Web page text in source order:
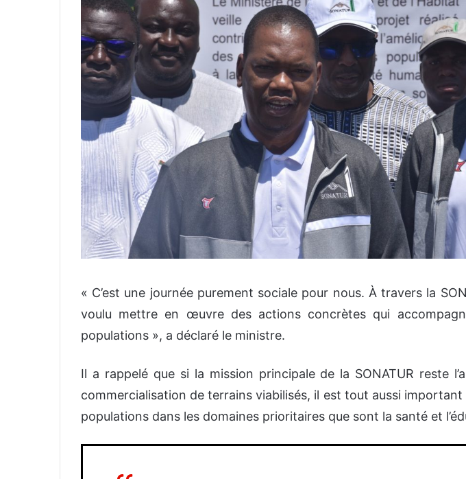
« C’est une journée purement sociale pour nous. À travers la
voulu mettre en œuvre des actions concrètes qui
populations », a déclaré le ministre.
Il a rappelé que si la mission principale de la SONATUR reste
commercialisation de terrains viabilisés, il est tout aussi important
populations dans les domaines prioritaires que sont la santé et